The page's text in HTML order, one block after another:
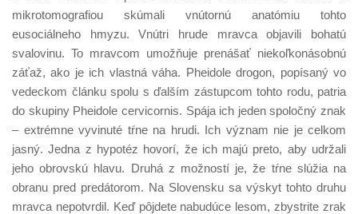
mikrotomografiou skúmali vnútornú anatómiu tohto
eusociálneho hmyzu. Vnútri hrude mravca objavili bohatú
svalovinu. To mravcom umožňuje prenášať niekoľkonásobnú
záťaž, ako je ich vlastná váha. Pheidole drogon, popísaný vo
vedeckom článku spolu s ďalším zástupcom tohto rodu, patria
do skupiny Pheidole cervicornis. Spája ich jeden spoločný znak
– extrémne vyvinuté tŕne na hrudi. Ich význam nie je celkom
jasný. Jedna z hypotéz hovorí, že ich majú preto, aby udržali
jeho obrovskú hlavu. Druhá z možností je, že tŕne slúžia na
obranu pred predátorom. Na Slovensku sa výskyt tohto druhu
mravca nepotvrdil. Keď pôjdete nabudúce lesom, zbystrite zrak